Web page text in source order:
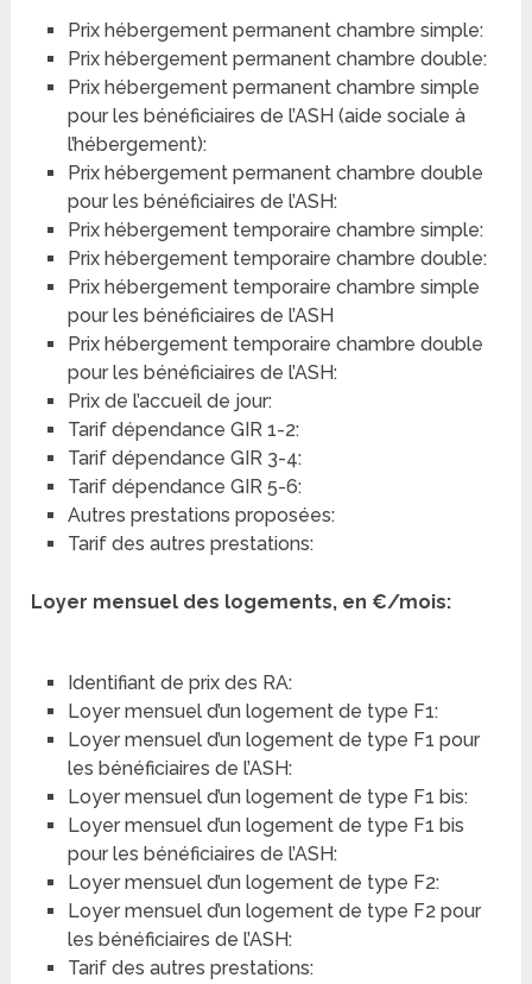
Prix hébergement permanent chambre simple:
Prix hébergement permanent chambre double:
Prix hébergement permanent chambre simple
pour les bénéficiaires de l’ASH (aide sociale à
l’hébergement):
Prix hébergement permanent chambre double
pour les bénéficiaires de l’ASH:
Prix hébergement temporaire chambre simple:
Prix hébergement temporaire chambre double:
Prix hébergement temporaire chambre simple
pour les bénéficiaires de l’ASH
Prix hébergement temporaire chambre double
pour les bénéficiaires de l’ASH:
Prix de l’accueil de jour:
Tarif dépendance GIR 1-2:
Tarif dépendance GIR 3-4:
Tarif dépendance GIR 5-6:
Autres prestations proposées:
Tarif des autres prestations:
Loyer mensuel des logements, en €/mois:
Identifiant de prix des RA:
Loyer mensuel d’un logement de type F1:
Loyer mensuel d’un logement de type F1 pour
les bénéficiaires de l’ASH:
Loyer mensuel d’un logement de type F1 bis:
Loyer mensuel d’un logement de type F1 bis
pour les bénéficiaires de l’ASH:
Loyer mensuel d’un logement de type F2:
Loyer mensuel d’un logement de type F2 pour
les bénéficiaires de l’ASH:
Tarif des autres prestations: